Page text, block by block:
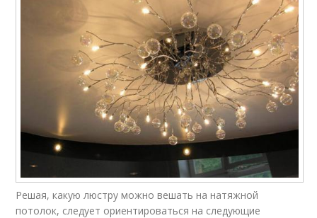
Решая, какую люстру можно вешать на натяжной
потолок, следует ориентироваться на следующие